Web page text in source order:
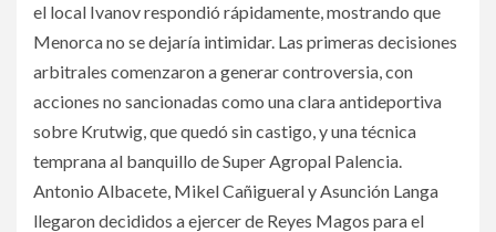
el local Ivanov respondió rápidamente, mostrando que
Menorca no se dejaría intimidar. Las primeras decisiones
arbitrales comenzaron a generar controversia, con
acciones no sancionadas como una clara antideportiva
sobre Krutwig, que quedó sin castigo, y una técnica
temprana al banquillo de Super Agropal Palencia.
Antonio Albacete, Mikel Cañigueral y Asunción Langa
llegaron decididos a ejercer de Reyes Magos para el